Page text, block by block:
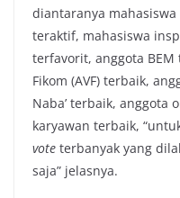
diantaranya
teraktif, mahasiswa
terfavorit, anggota
Fikom (AVF) terbaik,
Naba’ terbaik, anggota
karyawan terbaik,
vote terbanyak yang
saja” jelasnya.